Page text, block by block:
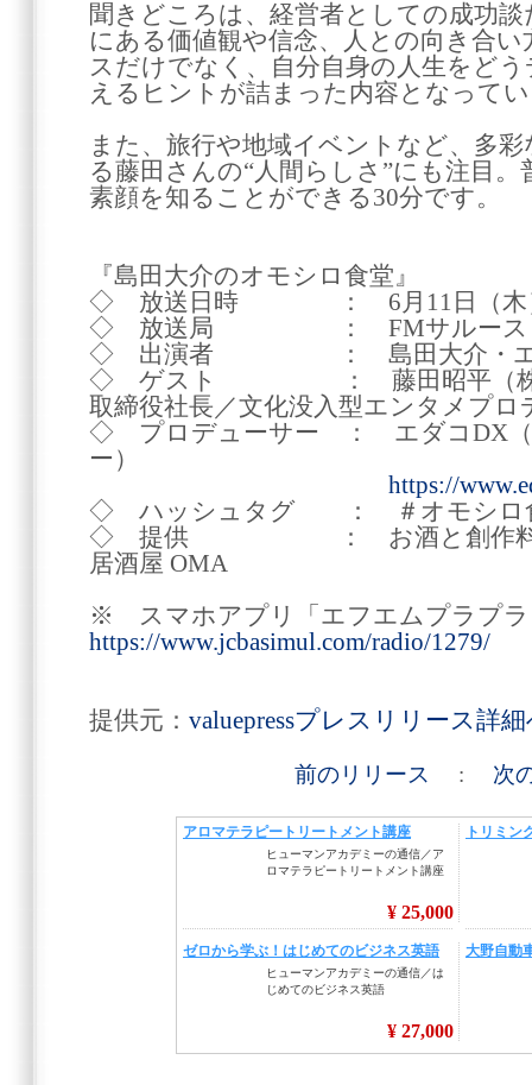
聞きどころは、経営者としての成功
にある価値観や信念、人との向き合
スだけでなく、自分自身の人生をど
えるヒントが詰まった内容となって
また、旅行や地域イベントなど、多
る藤田さんの“人間らしさ”にも注目
素顔を知ることができる30分です。
『島田大介のオモシロ食堂』
◇ 放送日時 ： 6月11日（木）
◇ 放送局 ： FMサルース
◇ 出演者 ： 島田大介・エ
◇ ゲスト ： 藤田昭平（株式
取締役社長／文化没入型エンタメプロ
◇ プロデューサー ： エダコDX（
ー）
https://
◇ ハッシュタグ ： ＃オモシロ
◇ 提供 ： お酒と創作料理を
居酒屋 OMA
※ スマホアプリ「エフエムプラプラ
https://www.jcbasimul.com/radio/1279/
提供元： valuepressプレスリリース詳
前のリリース : 次